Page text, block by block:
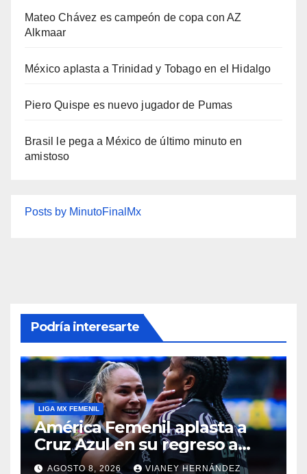
Mateo Chávez es campeón de copa con AZ
Alkmaar
México aplasta a Trinidad y Tobago en el Hidalgo
Piero Quispe es nuevo jugador de Pumas
Brasil le pega a México de último minuto en
amistoso
Posts by MinutoFinalMx
Podría interesarte
LIGA MX FEMENIL
América Femenil aplasta a
Cruz Azul en su regreso a
casa
AGOSTO 8, 2026 VIANEY HERNÁNDEZ